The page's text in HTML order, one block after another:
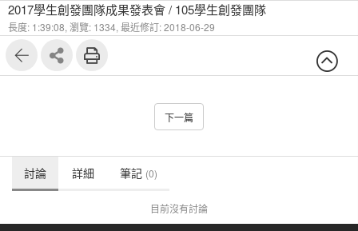
2017學生創發團隊成果發表會 / 105學生創發團隊
長度: 1:39:08, 瀏覽: 1334, 最近修訂: 2018-06-29
下一篇
討論 詳細 筆記 (0)
目前沒有討論